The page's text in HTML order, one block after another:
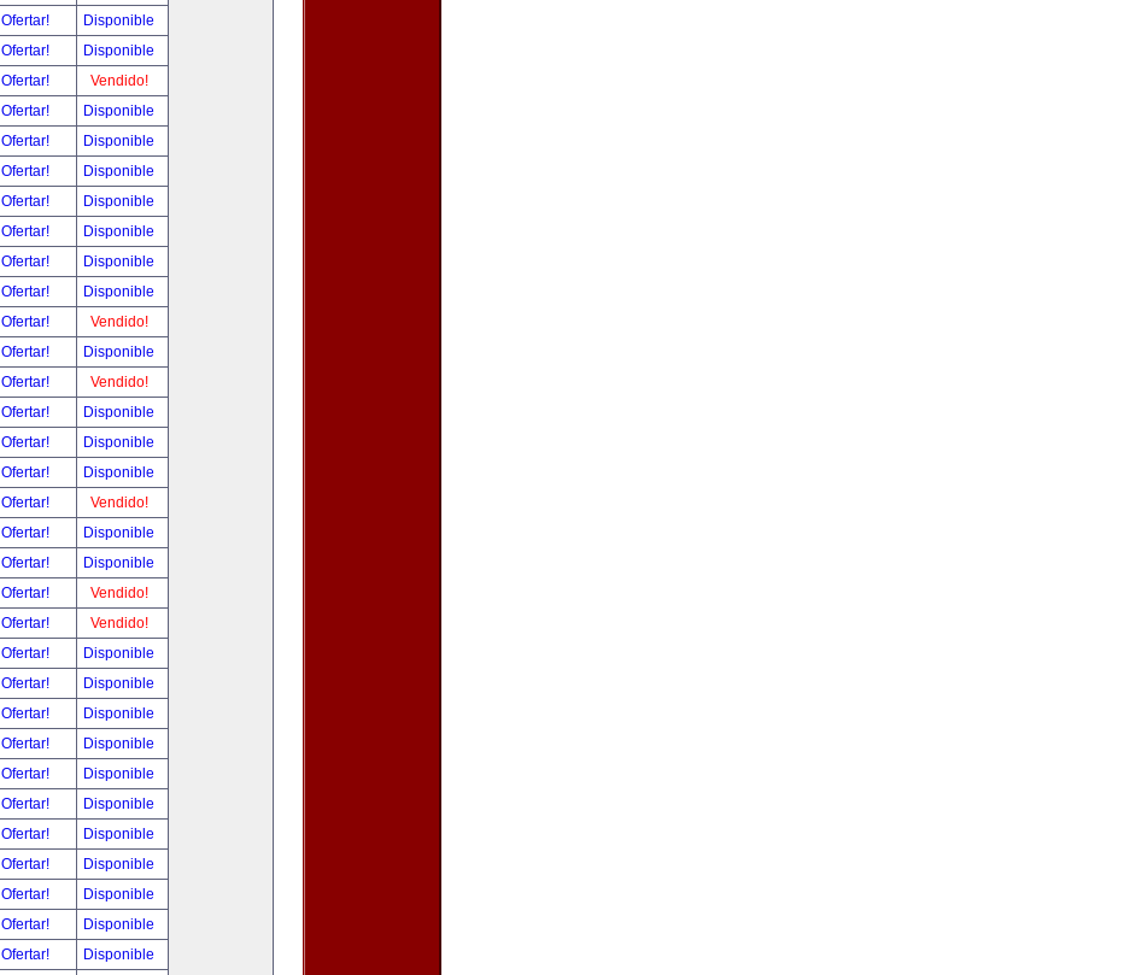
Ofertar!
Disponible
Ofertar!
Disponible
Ofertar!
Vendido!
Ofertar!
Disponible
Ofertar!
Disponible
Ofertar!
Disponible
Ofertar!
Disponible
Ofertar!
Disponible
Ofertar!
Disponible
Ofertar!
Disponible
Ofertar!
Vendido!
Ofertar!
Disponible
Ofertar!
Vendido!
Ofertar!
Disponible
Ofertar!
Disponible
Ofertar!
Disponible
Ofertar!
Vendido!
Ofertar!
Disponible
Ofertar!
Disponible
Ofertar!
Vendido!
Ofertar!
Vendido!
Ofertar!
Disponible
Ofertar!
Disponible
Ofertar!
Disponible
Ofertar!
Disponible
Ofertar!
Disponible
Ofertar!
Disponible
Ofertar!
Disponible
Ofertar!
Disponible
Ofertar!
Disponible
Ofertar!
Disponible
Ofertar!
Disponible